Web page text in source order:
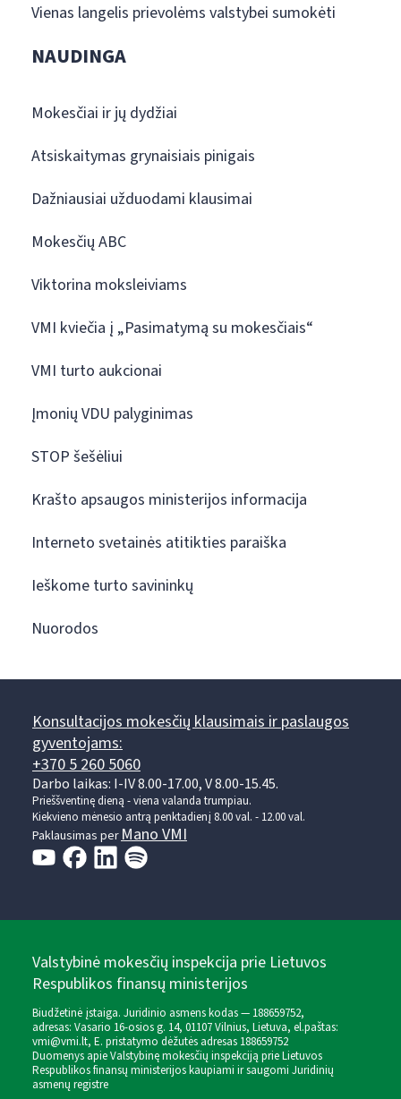
Vienas langelis prievolėms valstybei sumokėti
NAUDINGA
Mokesčiai ir jų dydžiai
Atsiskaitymas grynaisiais pinigais
Dažniausiai užduodami klausimai
Mokesčių ABC
Viktorina moksleiviams
VMI kviečia į „Pasimatymą su mokesčiais“
VMI turto aukcionai
Įmonių VDU palyginimas
STOP šešėliui
Krašto apsaugos ministerijos informacija
Interneto svetainės atitikties paraiška
Ieškome turto savininkų
Nuorodos
Konsultacijos mokesčių klausimais ir paslaugos
gyventojams:
+370 5 260 5060
Darbo laikas: I-IV 8.00-17.00, V 8.00-15.45.
Prieššventinę dieną - viena valanda trumpiau.
Kiekvieno mėnesio antrą penktadienį 8.00 val. - 12.00 val.
Paklausimas per Mano VMI
Valstybinė mokesčių inspekcija prie Lietuvos
Respublikos finansų ministerijos
Biudžetinė įstaiga. Juridinio asmens kodas — 188659752,
adresas: Vasario 16-osios g. 14, 01107 Vilnius, Lietuva, el.paštas:
vmi@vmi.lt, E. pristatymo dėžutės adresas 188659752
Duomenys apie Valstybinę mokesčių inspekciją prie Lietuvos
Respublikos finansų ministerijos kaupiami ir saugomi Juridinių
asmenų registre